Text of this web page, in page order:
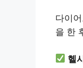
다이
을 한
헬